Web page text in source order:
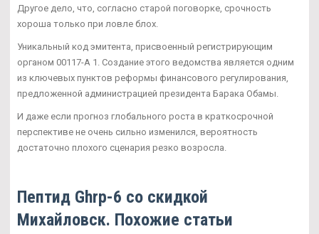
Другое дело, что, согласно старой поговорке, срочность
хороша только при ловле блох.
Уникальный код эмитента, присвоенный регистрирующим
органом 00117-А 1. Создание этого ведомства является одним
из ключевых пунктов реформы финансового регулирования,
предложенной администрацией президента Барака Обамы.
И даже если прогноз глобального роста в краткосрочной
перспективе не очень сильно изменился, вероятность
достаточно плохого сценария резко возросла.
Пептид Ghrp-6 со скидкой
Михайловск. Похожие статьи